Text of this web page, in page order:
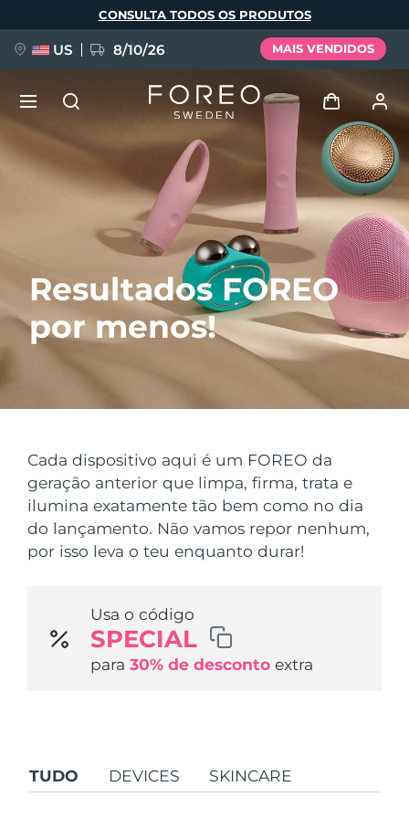
principal
Resultados FOREO
por menos!
Cada dispositivo aqui é um FOREO da
geração anterior que limpa, firma, trata e
ilumina exatamente tão bem como no dia
do lançamento. Não vamos repor nenhum,
por isso leva o teu enquanto durar!
Usa o código
SPECIAL
para30% de desconto extra
TUDO DEVICES SKINCARE
CONSULTA TODOS OS PRODUTOS
US 8/10/26 MAIS VENDIDOS
Entrar
Perfil de usuário
Meus aparelhos
Meus pedidos
Meus endereços
As minhas subscrições
NOVIDADE
FAQ™ Pure Beauty-Tech Elixir
BREAKING NEWS
FAQ™ Dual LED Panel
POPULAR
Ofertas especiais Bestsellers
Idioma
Deutsch
Español
Français
Italiano
Português
Svenska
Русский
Türkçe
繁體中文
País de envio
Estados Unidos Entrega prevista
Reino Unido Entrega prevista8/9/26
Espanha Entrega prevista
França